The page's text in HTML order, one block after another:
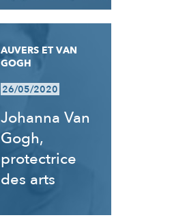
AUVERS ET VAN
GOGH
26/05/2020
Johanna Van
Gogh,
protectrice
des arts